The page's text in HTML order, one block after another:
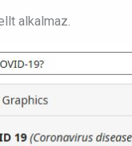
alkalmaz.